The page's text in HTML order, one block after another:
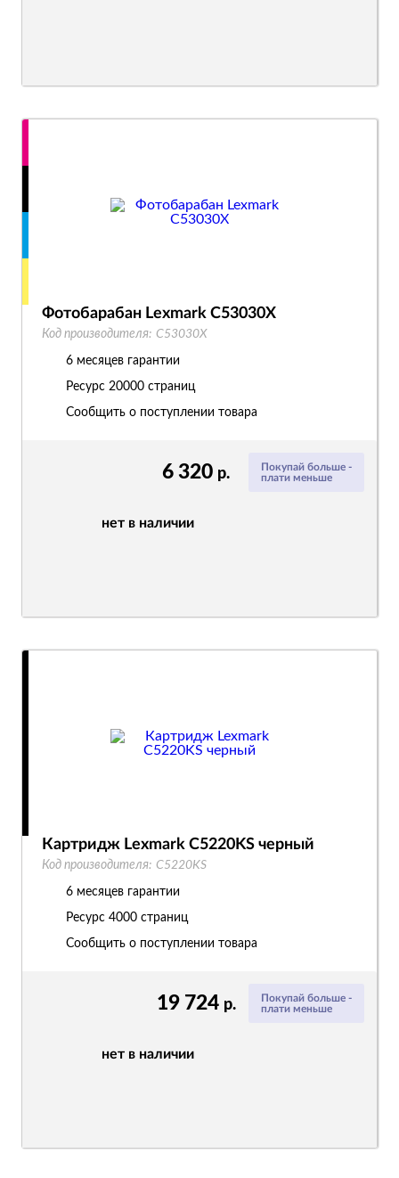
Покупай больше -
плати меньше
6 320 р.
нет в наличии
Фотобарабан Lexmark C53030X
Код производителя: C53030X
6 месяцев гарантии
Ресурс 20000 страниц
Сообщить о поступлении товара
Покупай больше -
плати меньше
19 724 р.
нет в наличии
Картридж Lexmark C5220KS черный
Код производителя: C5220KS
6 месяцев гарантии
Ресурс 4000 страниц
Сообщить о поступлении товара